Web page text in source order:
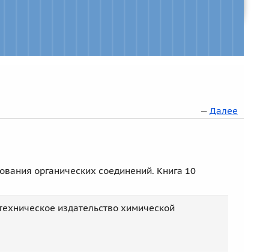
— Далее
органических соединений. Книга 10
издательство химической